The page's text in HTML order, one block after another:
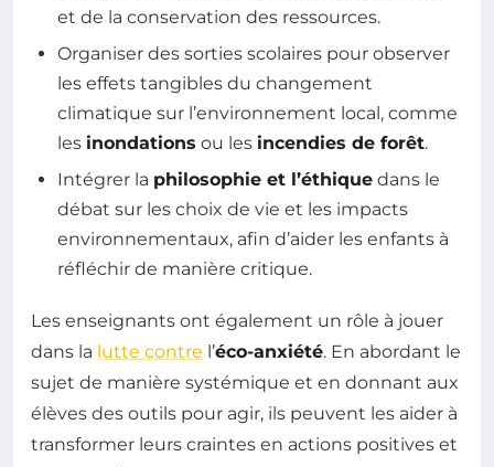
et de la conservation des ressources.
Organiser des sorties scolaires pour observer
les effets tangibles du changement
climatique sur l’environnement local, comme
les inondations ou les incendies de forêt.
Intégrer la philosophie et l’éthique dans le
débat sur les choix de vie et les impacts
environnementaux, afin d’aider les enfants à
réfléchir de manière critique.
Les enseignants ont également un rôle à jouer
dans la lutte contre l’éco-anxiété. En abordant le
sujet de manière systémique et en donnant aux
élèves des outils pour agir, ils peuvent les aider à
transformer leurs craintes en actions positives et